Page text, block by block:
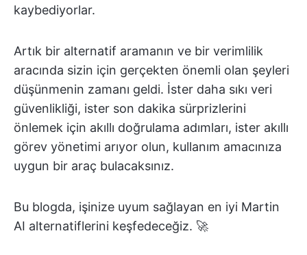
kaybediyorlar.
Artık bir alternatif aramanın ve bir verimlilik
aracında sizin için gerçekten önemli olan şeyleri
düşünmenin zamanı geldi. İster daha sıkı veri
güvenlikliği, ister son dakika sürprizlerini
önlemek için akıllı doğrulama adımları, ister akıllı
görev yönetimi arıyor olun, kullanım amacınıza
uygun bir araç bulacaksınız.
Bu blogda, işinize uyum sağlayan en iyi Martin
AI alternatiflerini keşfedeceğiz. 🚀